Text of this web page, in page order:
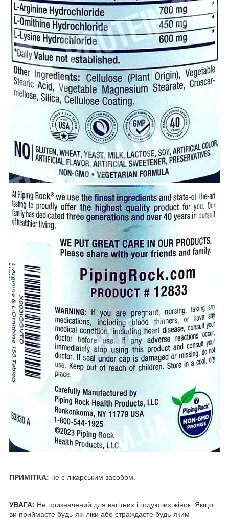
ПРИМІТКА: не є лікарським засобом.
УВАГА: Не призначений для вагітних і годуючих жінок. Якщо
ви приймаєте будь-які ліки або страждаєте будь-яким